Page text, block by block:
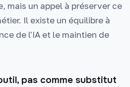
mais un appel à préserver ce
Il existe un équilibre à
de l'IA et le maintien de
pas comme substitut